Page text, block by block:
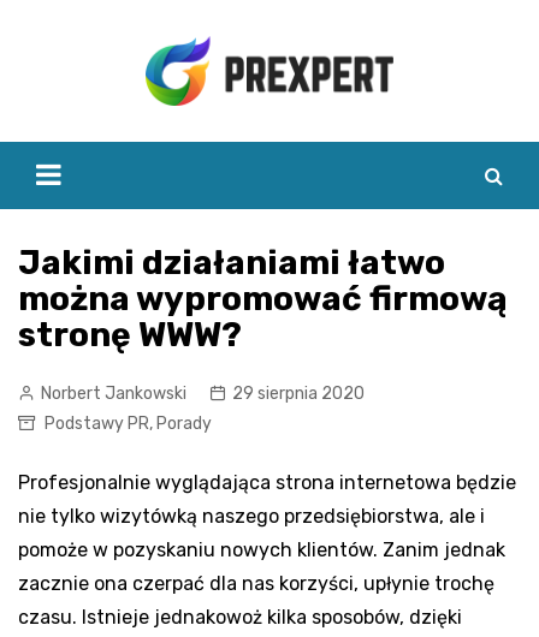
Jakimi działaniami łatwo
można wypromować firmową
stronę WWW?
Norbert Jankowski
29 sierpnia 2020
Podstawy PR, Porady
Profesjonalnie wyglądająca strona internetowa będzie
nie tylko wizytówką naszego przedsiębiorstwa, ale i
pomoże w pozyskaniu nowych klientów. Zanim jednak
zacznie ona czerpać dla nas korzyści, upłynie trochę
czasu. Istnieje jednakowoż kilka sposobów, dzięki